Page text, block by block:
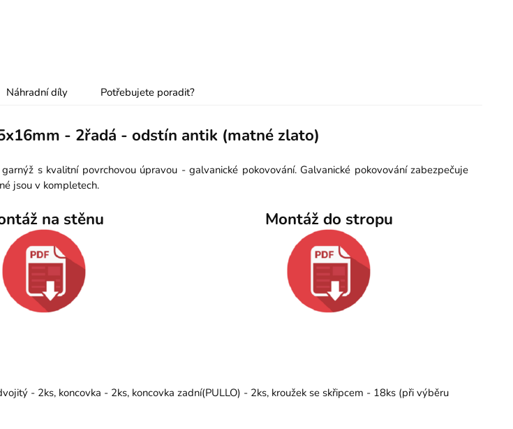
Náhradní díly Potřebujete poradit?
- 2řadá - odstín antik (matné zlato)
s kvalitní povrchovou úpravou - galvanické pokovování. Galvanické pokovování zabezpečuje
jsou v kompletech.
na stěnu Montáž do stropu
- 2ks, koncovka - 2ks, koncovka zadní(PULLO) - 2ks, kroužek se skřipcem - 18ks (při výběru